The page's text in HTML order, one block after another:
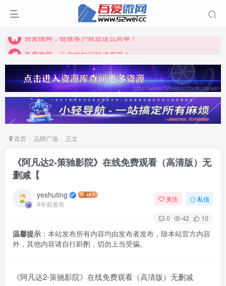
吾爱微网，让你的知识快速变现！
吾爱微网，让你的知识快速变现！
首页 品牌广场 正文
《阿凡达2-策驰影院》在线免费观看（高清版）无
删减【
yeshuting
4年前发布
关注 私信
0 42 10
温馨提示 ：本站发布所有内容均由发布者发布，除本站官方内容
外，其他内容请自行斟酌，切勿上当受骗。
《阿凡达2-策驰影院》在线免费观看（高清版）无删减